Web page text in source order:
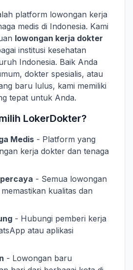
platform lowongan kerja
medis di Indonesia. Kami
lowongan kerja dokter
institusi kesehatan
Indonesia. Baik Anda
dokter spesialis, atau
baru lulus, kami memiliki
tepat untuk Anda.
LokerDokter?
Medis - Platform yang
kerja dokter dan tenaga
- Semua lowongan
kualitas dan
- Hubungi pemberi kerja
atau aplikasi
- Lowongan baru